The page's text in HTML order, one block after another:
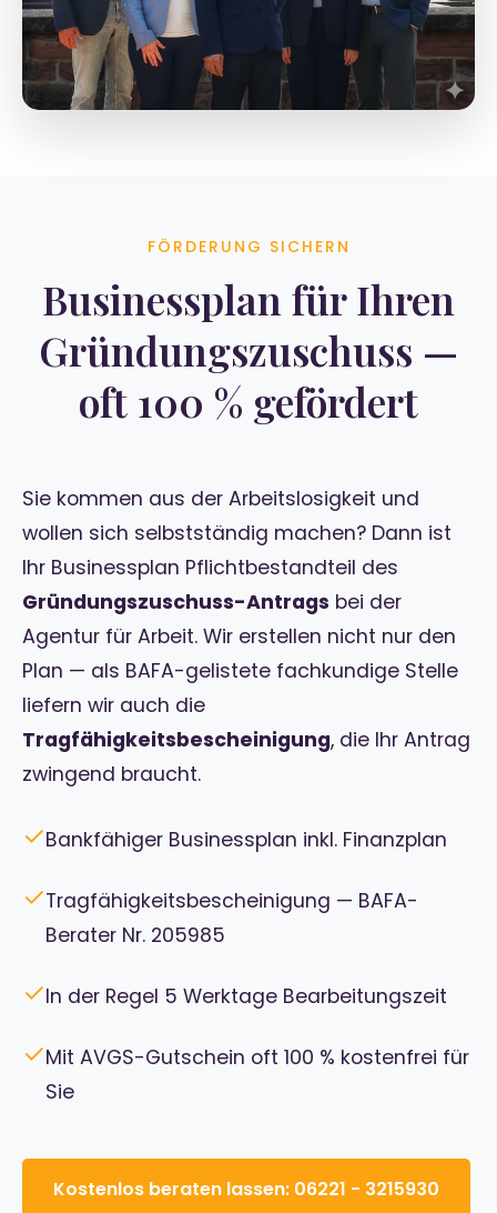
FÖRDERUNG SICHERN
Businessplan für Ihren
Gründungszuschuss —
oft 100 % gefördert
Sie kommen aus der Arbeitslosigkeit und
wollen sich selbstständig machen? Dann ist
Ihr Businessplan Pflichtbestandteil des
Gründungszuschuss-Antrags bei der
Agentur für Arbeit. Wir erstellen nicht nur den
Plan — als BAFA-gelistete fachkundige Stelle
liefern wir auch die
Tragfähigkeitsbescheinigung, die Ihr Antrag
zwingend braucht.
✓Bankfähiger Businessplan inkl. Finanzplan
✓Tragfähigkeitsbescheinigung — BAFA-
Berater Nr. 205985
✓In der Regel 5 Werktage Bearbeitungszeit
✓Mit AVGS-Gutschein oft 100 % kostenfrei für
Sie
Kostenlos beraten lassen: 06221 - 3215930